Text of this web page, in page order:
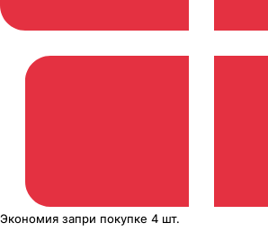
Экономия запри покупке 4 шт.